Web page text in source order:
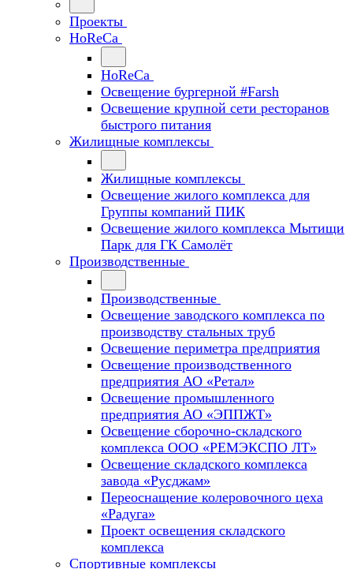
Проекты
HoReCa
HoReCa
Освещение бургерной #Farsh
Освещение крупной сети ресторанов
быстрого питания
Жилищные комплексы
Жилищные комплексы
Освещение жилого комплекса для
Группы компаний ПИК
Освещение жилого комплекса Мытищи
Парк для ГК Самолёт
Производственные
Производственные
Освещение заводского комплекса по
производству стальных труб
Освещение периметра предприятия
Освещение производственного
предприятия АО «Ретал»
Освещение промышленного
предприятия АО «ЭППЖТ»
Освещение сборочно-складского
комплекса ООО «РЕМЭКСПО ЛТ»
Освещение складского комплекса
завода «Русджам»
Переоснащение колеровочного цеха
«Радуга»
Проект освещения складского
комплекса
Спортивные комплексы